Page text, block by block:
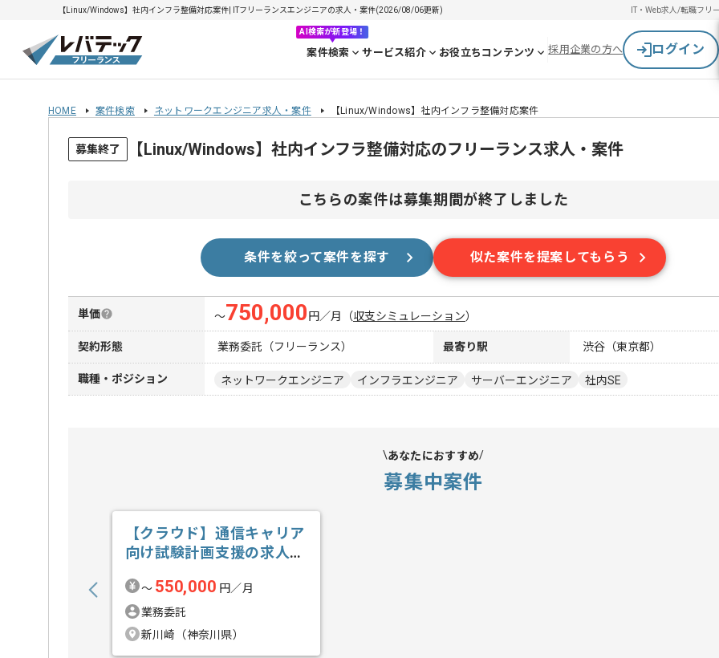
【Linux/Windows】社内インフラ整備対応案件| ITフリーランスエンジニアの求人・案件(2026/08/06更新) IT・Web求人/転職フリ
AI検索が新登場！
案件検索 サービス紹介 お役立ちコンテンツ 採用企業の方へ ログイン
HOME 案件検索 ネットワークエンジニア求人・案件 【Linux/Windows】社内インフラ整備対応案件
募集終了 【Linux/Windows】社内インフラ整備対応のフリーランス求人・案件
こちらの案件は募集期間が終了しました
条件を絞って案件を探す 似た案件を提案してもらう
単価 〜750,000 円／月 （収支シミュレーション）
契約形態 業務委託（フリーランス） 最寄り駅 渋谷（東京都）
職種・ポジション ネットワークエンジニア インフラエンジニア サーバーエンジニア 社内SE
あなたにおすすめ
募集中案件
【クラウド】通信キャリア
向け試験計画支援の求人・
〜 550,000 円／月
業務委託
新川崎（神奈川県）